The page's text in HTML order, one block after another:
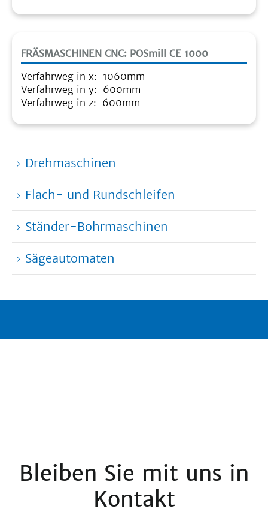
FRÄSMASCHINEN CNC: POSmill CE 1000
Verfahrweg in x: 1060mm
Verfahrweg in y: 600mm
Verfahrweg in z: 600mm
Drehmaschinen
Flach- und Rundschleifen
Ständer-Bohrmaschinen
Sägeautomaten
Bleiben Sie mit uns in
Kontakt